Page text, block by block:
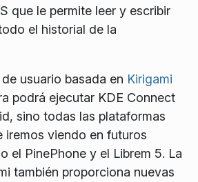
que le permite leer y escribir
el historial de la
usuario basada en Kirigami
podrá ejecutar KDE Connect
sino todas las plataformas
iremos viendo en futuros
el PinePhone y el Librem 5. La
también proporciona nuevas